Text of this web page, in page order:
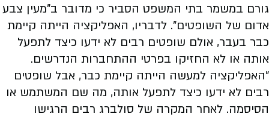
גורם במשמר בתי המשפט הסביר כי מדובר ב"מעין צבע
אדום של השופטים". לדבריו, האפליקציה הייתה קיימת
כבר בעבר, אולם שופטים רבים לא ידעו כיצד לתפעל
אותה או לא החזיקו בפרטי ההתחברות הנדרשים.
"האפליקציה למעשה הייתה קיימת כבר, אבל שופטים
רבים לא ידעו כיצד לתפעל אותה, מה שם המשתמש או
הסיסמה. לאחר המקרה של סולברג רבים הרגישו